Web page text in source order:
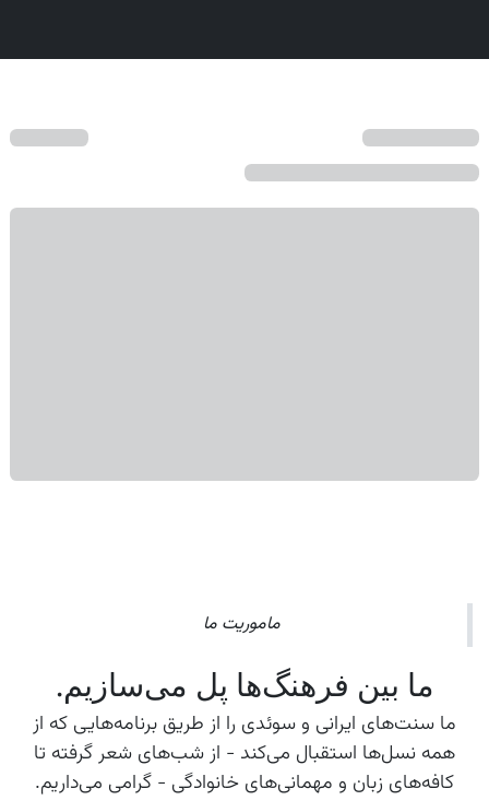
ماموریت ما
ما بین فرهنگ‌ها پل می‌سازیم.
ما سنت‌های ایرانی و سوئدی را از طریق برنامه‌هایی که از
همه نسل‌ها استقبال می‌کند - از شب‌های شعر گرفته تا
کافه‌های زبان و مهمانی‌های خانوادگی - گرامی می‌داریم.